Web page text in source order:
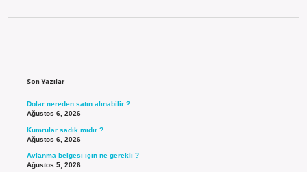
Son Yazılar
Dolar nereden satın alınabilir ?
Ağustos 6, 2026
Kumrular sadık mıdır ?
Ağustos 6, 2026
Avlanma belgesi için ne gerekli ?
Ağustos 5, 2026